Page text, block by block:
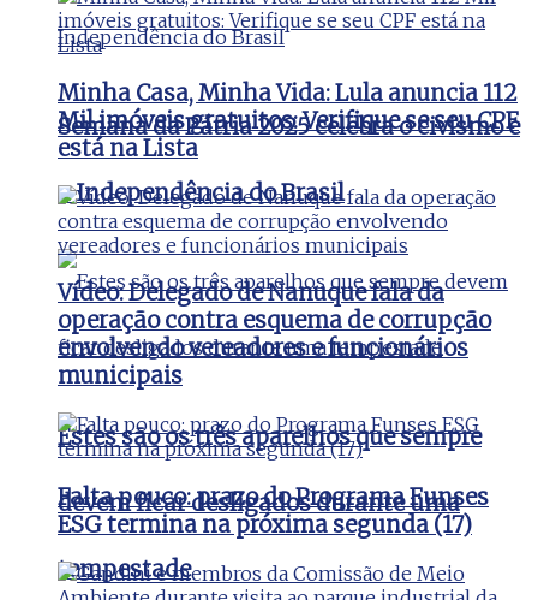
Semana da Pátria 2025 celebra o civismo e
a Independência do Brasil
Estes são os três aparelhos que sempre
devem ficar desligados durante uma
tempestade
Minha Casa, Minha Vida: Lula anuncia 112
Mil imóveis gratuitos: Verifique se seu CPF
está na Lista
Vídeo: Delegado de Nanuque fala da
operação contra esquema de corrupção
envolvendo vereadores e funcionários
municipais
Falta pouco: prazo do Programa Funses
ESG termina na próxima segunda (17)